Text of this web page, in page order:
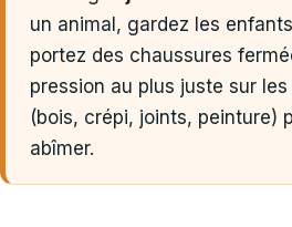
un animal, gardez les
portez des chaussures
pression au plus juste sur
(bois, crépi, joints, peinture)
abîmer.